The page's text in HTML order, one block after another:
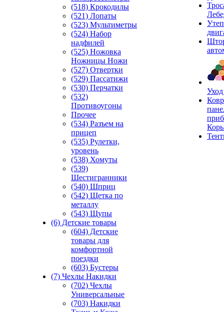
(518) Крокодилы
(521) Лопаты
(523) Мультиметры
(524) Набор
надфилей
(525) Ножовка
Ножницы Ножи
(527) Отвертки
(529) Пассатижи
(530) Перчатки
(532)
Противоугоны
Прочее
(534) Разъем на
прицеп
(535) Рулетки,
уровень
(538) Хомуты
(539)
Шестигранники
(540) Шприц
(542) Щетка по
металлу
(543) Щупы
(6) Детские товары
(604) Детские
товары для
комфортной
поездки
(603) Бустеры
(7) Чехлы Накидки
(702) Чехлы
Универсальные
(703) Накидки
Уход